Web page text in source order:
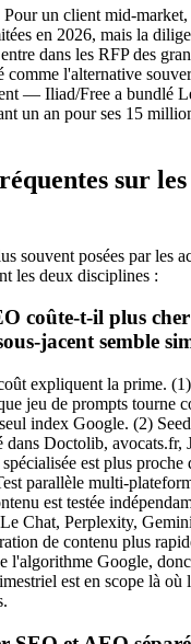
Pour un client mid-
en 2026, mais la
dans les RFP des
comme l'alternative
— Iliad/Free a bundlé
un an pour ses 15
sur
souvent posées par les
les deux disciplines :
coûte-t-il plus
jacent semble
expliquent la prime.
jeu de prompts tourne
index Google. (2)
Doctolib, avocats.fr,
spécialisée est plus
parallèle multi-
est testée
Chat, Perplexity,
de contenu plus
l'algorithme Google,
est en scope là où